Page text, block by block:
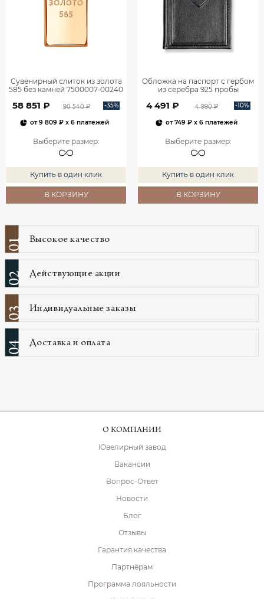
Сувенирный слиток из золота
585 без камней 7500007-00240
58 851 ₽ 90 540 ₽ -35%
от9 809 ₽ x 6 платежей
Выберите размер:
Купить в один клик
В КОРЗИНУ
Обложка на паспорт с гербом
из серебра 925 пробы
4 491 ₽ 4 990 ₽ -10%
от749 ₽ x 6 платежей
Выберите размер:
Купить в один клик
В КОРЗИНУ
01 Высокое качество
02 Действующие акции
03 Индивидуальные заказы
04 Доставка и оплата
О КОМПАНИИ
Ювелирный завод
Вакансии
Вопрос-Ответ
Новости
Блог
Отзывы
Гарантия качества
Партнёрам
Программа лояльности